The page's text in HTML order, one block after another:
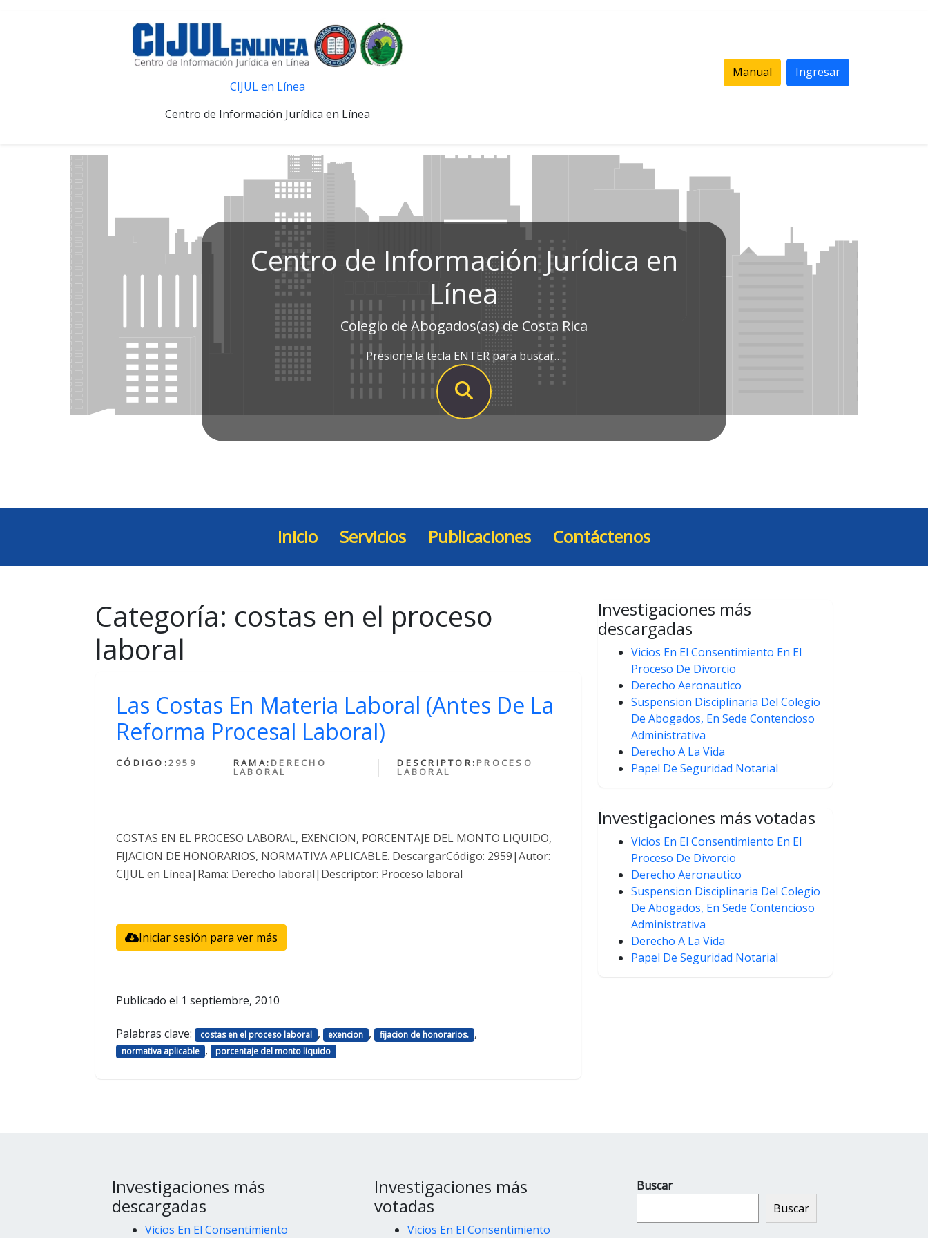
CIJUL en Línea
Centro de Información Jurídica en Línea
Manual Ingresar
Centro de Información Jurídica en
Línea
Colegio de Abogados(as) de Costa Rica
Presione la tecla ENTER para buscar…
Inicio Servicios Publicaciones Contáctenos
Categoría: costas en el proceso
laboral
Las Costas En Materia Laboral (Antes De La
Reforma Procesal Laboral)
CÓDIGO:2959 RAMA: DERECHO
LABORAL
DESCRIPTOR: PROCESO
LABORAL
COSTAS EN EL PROCESO LABORAL, EXENCION, PORCENTAJE DEL MONTO LIQUIDO,
FIJACION DE HONORARIOS, NORMATIVA APLICABLE. DescargarCódigo: 2959|Autor:
CIJUL en Línea|Rama: Derecho laboral|Descriptor: Proceso laboral
Iniciar sesión para ver más
Publicado el 1 septiembre, 2010
Palabras clave: costas en el proceso laboral , exencion , fijacion de honorarios. ,
normativa aplicable , porcentaje del monto liquido
Investigaciones más
descargadas
Vicios En El Consentimiento En El
Proceso De Divorcio
Derecho Aeronautico
Suspension Disciplinaria Del Colegio
De Abogados, En Sede Contencioso
Administrativa
Derecho A La Vida
Papel De Seguridad Notarial
Investigaciones más votadas
Vicios En El Consentimiento En El
Proceso De Divorcio
Derecho Aeronautico
Suspension Disciplinaria Del Colegio
De Abogados, En Sede Contencioso
Administrativa
Derecho A La Vida
Papel De Seguridad Notarial
Investigaciones más
descargadas
Vicios En El Consentimiento
Investigaciones más
votadas
Vicios En El Consentimiento
Buscar
Buscar